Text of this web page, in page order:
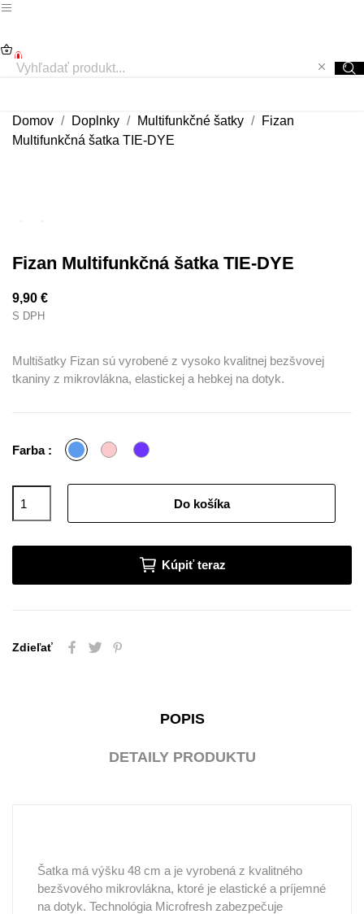
0
Domov Doplnky Multifunkčné šatky
Fizan
Multifunkčná šatka TIE-DYE
Fizan Multifunkčná šatka TIE-DYE
9,90 €
S DPH
Multišatky Fizan sú vyrobené z vysoko kvalitnej bezšvovej
tkaniny z mikrovlákna, elastickej a hebkej na dotyk.
Farba : ModráRužováFialová
Do košíka
Kúpiť teraz
Zdieľať
POPIS
DETAILY PRODUKTU
Šatka má výšku 48 cm a je vyrobená z kvalitného
bezšvového mikrovlákna, ktoré je elastické a príjemné
na dotyk. Technológia Microfresh zabezpečuje